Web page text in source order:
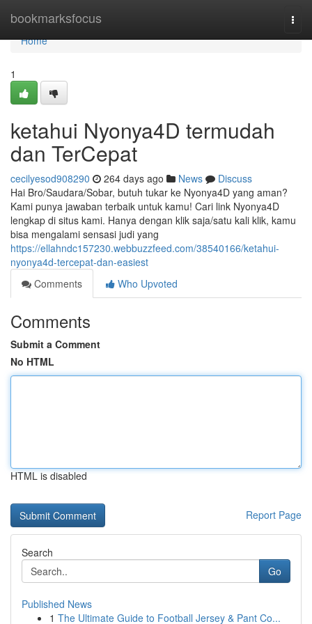
bookmarksfocus
Home
Home
1
ketahui Nyonya4D termudah
dan TerCepat
cecilyesod908290 264 days ago News
Discuss
Hai Bro/Saudara/Sobar, butuh tukar ke Nyonya4D yang aman?
Kami punya jawaban terbaik untuk kamu! Cari link Nyonya4D
lengkap di situs kami. Hanya dengan klik saja/satu kali klik, kamu
bisa mengalami sensasi judi yang
https://ellahndc157230.webbuzzfeed.com/38540166/ketahui-
nyonya4d-tercepat-dan-easiest
Comments
Who Upvoted
Comments
Submit a Comment
No HTML
HTML is disabled
Report Page
Search
Go
Published News
1 The Ultimate Guide to Football Jersey & Pant Co...